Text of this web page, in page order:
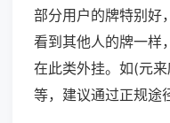
部分用户的牌特别好
看到其他人的牌一样
在此类外挂。如(元
等，建议通过正规途